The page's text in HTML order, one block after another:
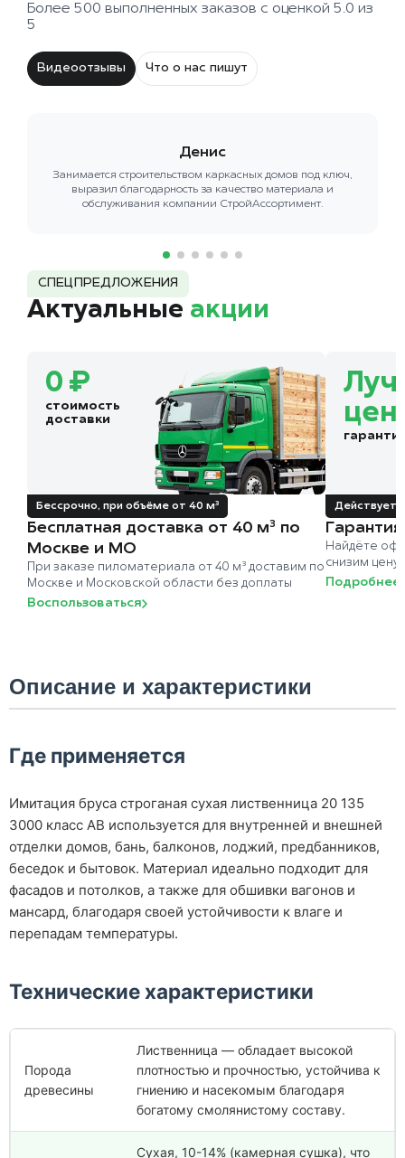
Более 500 выполненных заказов с оценкой 5.0 из
5
Видеоотзывы Что о нас пишут
Денис
Занимается строительством каркасных домов под ключ,
выразил благодарность за качество материала и
обслуживания компании СтройАссортимент.
СПЕЦПРЕДЛОЖЕНИЯ
Актуальные акции
0 ₽
стоимость
доставки
Бессрочно, при объёме от 40 м³
Бесплатная доставка от 40 м³ по
Москве и МО
При заказе пиломатериала от 40 м³ доставим по
Москве и Московской области без доплаты
Воспользоваться
Действует
Найдёте
снизим
Подробнее
Описание и характеристики
Где применяется
Имитация бруса строганая сухая лиственница 20 135
3000 класс АВ используется для внутренней и внешней
отделки домов, бань, балконов, лоджий, предбанников,
беседок и бытовок. Материал идеально подходит для
фасадов и потолков, а также для обшивки вагонов и
мансард, благодаря своей устойчивости к влаге и
перепадам температуры.
Технические характеристики
Порода
древесины
Лиственница — обладает высокой
плотностью и прочностью, устойчива к
гниению и насекомым благодаря
богатому смолянистому составу.
Сухая, 10-14% (камерная сушка), что